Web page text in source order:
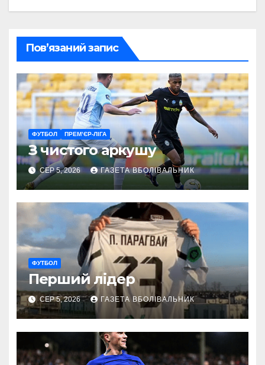
Пов’язаний запис
ФУТБОЛ ПРЕМ’ЄР-ЛІГА
З чистого аркушу
СЕР 5, 2026 ГАЗЕТА ВБОЛІВАЛЬНИК
ФУТБОЛ
Перший лідер
СЕР 5, 2026 ГАЗЕТА ВБОЛІВАЛЬНИК